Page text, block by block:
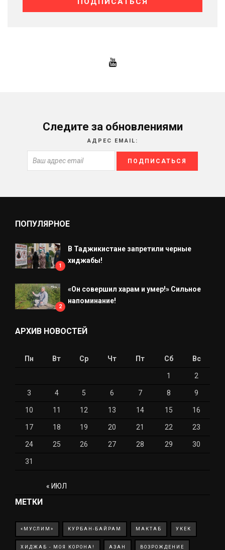
Следите за обновлениями
АДРЕС EMAIL:
ПОПУЛЯРНОЕ
1
В Таджикистане запретили черные
хиджабы!
2
«Он совершил харам и умер!» Сильное
напоминание!
АРХИВ НОВОСТЕЙ
Пн Вт Ср Чт Пт Сб Вс
« ИЮЛ
1 2
3 4 5 6 7 8 9
10 11 12 13 14 15 16
17 18 19 20 21 22 23
24 25 26 27 28 29 30
31
МЕТКИ
«МУСЛИМ» КУРБАН-БАЙРАМ МАКТАБ УКЕК
ХИДЖАБ - МОЯ КОРОНА! АЗАН ВОЗРОЖДЕНИЕ